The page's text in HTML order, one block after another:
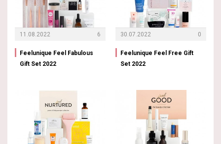
11.08.2022 6
Feelunique Feel Fabulous
Gift Set 2022
30.07.2022 0
Feelunique Feel Free Gift
Set 2022